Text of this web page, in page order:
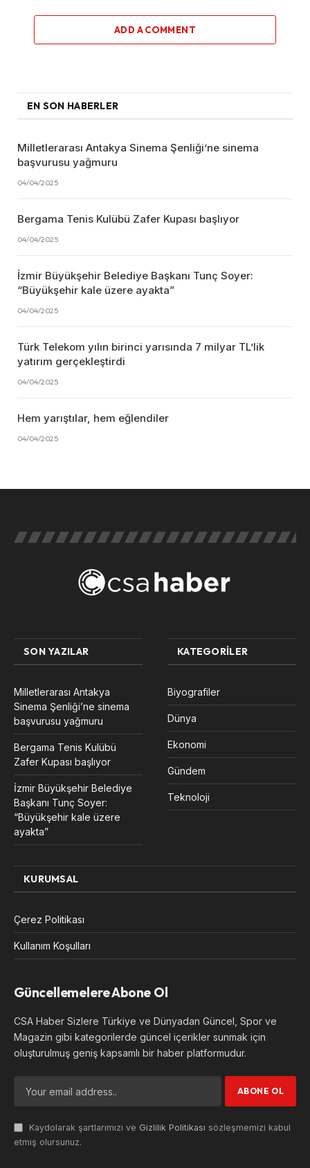
ADD A COMMENT
EN SON HABERLER
Milletlerarası Antakya Sinema Şenliği’ne sinema
başvurusu yağmuru
04/04/2025
Bergama Tenis Kulübü Zafer Kupası başlıyor
04/04/2025
İzmir Büyükşehir Belediye Başkanı Tunç Soyer:
“Büyükşehir kale üzere ayakta”
04/04/2025
Türk Telekom yılın birinci yarısında 7 milyar TL’lik
yatırım gerçekleştirdi
04/04/2025
Hem yarıştılar, hem eğlendiler
04/04/2025
SON YAZILAR
Milletlerarası Antakya
Sinema Şenliği’ne sinema
başvurusu yağmuru
Bergama Tenis Kulübü
Zafer Kupası başlıyor
İzmir Büyükşehir Belediye
Başkanı Tunç Soyer:
“Büyükşehir kale üzere
ayakta”
KATEGORILER
Biyografiler
Dünya
Ekonomi
Gündem
Teknoloji
KURUMSAL
Çerez Politikası
Kullanım Koşulları
Güncellemelere Abone Ol
CSA Haber Sizlere Türkiye ve Dünyadan Güncel, Spor ve
Magazin gibi kategorilerde güncel içerikler sunmak için
oluşturulmuş geniş kapsamlı bir haber platformudur.
Kaydolarak şartlarımızı ve Gizlilik Politikası sözleşmemizi kabul
etmiş olursunuz.